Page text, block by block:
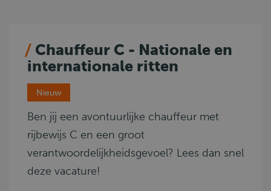
Chauffeur C - Nationale en
internationale ritten
Nieuw
Ben jij een avontuurlijke chauffeur met
rijbewijs C en een groot
verantwoordelijkheidsgevoel? Lees dan snel
deze vacature!